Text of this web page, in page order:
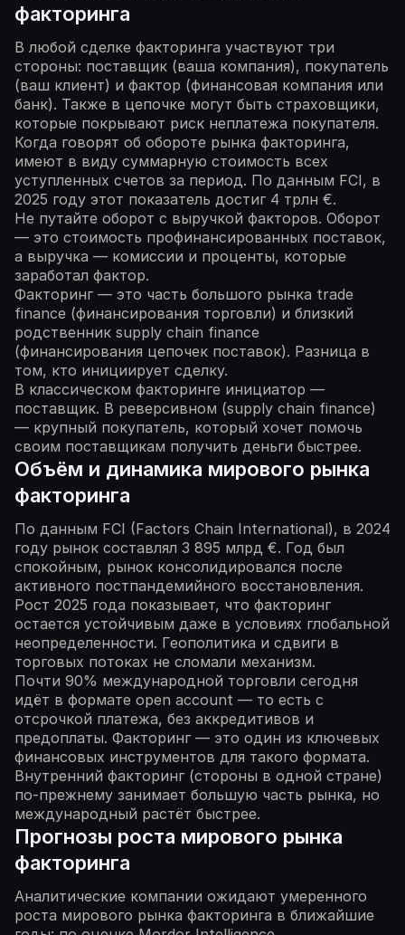
факторинга
В любой сделке факторинга участвуют три
стороны: поставщик (ваша компания), покупатель
(ваш клиент) и фактор (финансовая компания или
банк). Также в цепочке могут быть страховщики,
которые покрывают риск неплатежа покупателя.
Когда говорят об обороте рынка факторинга,
имеют в виду суммарную стоимость всех
уступленных счетов за период. По данным FCI, в
2025 году этот показатель достиг 4 трлн €.
Не путайте оборот с выручкой факторов. Оборот
— это стоимость профинансированных поставок,
а выручка — комиссии и проценты, которые
заработал фактор.
Факторинг — это часть большого рынка trade
finance (финансирования торговли) и близкий
родственник supply chain finance
(финансирования цепочек поставок). Разница в
том, кто инициирует сделку.
В классическом факторинге инициатор —
поставщик. В реверсивном (supply chain finance)
— крупный покупатель, который хочет помочь
своим поставщикам получить деньги быстрее.
Объём и динамика мирового рынка
факторинга
По данным FCI (Factors Chain International), в 2024
году рынок составлял 3 895 млрд €. Год был
спокойным, рынок консолидировался после
активного постпандемийного восстановления.
Рост 2025 года показывает, что факторинг
остается устойчивым даже в условиях глобальной
неопределенности. Геополитика и сдвиги в
торговых потоках не сломали механизм.
Почти 90% международной торговли сегодня
идёт в формате open account — то есть с
отсрочкой платежа, без аккредитивов и
предоплаты. Факторинг — это один из ключевых
финансовых инструментов для такого формата.
Внутренний факторинг (стороны в одной стране)
по-прежнему занимает большую часть рынка, но
международный растёт быстрее.
Прогнозы роста мирового рынка
факторинга
Аналитические компании ожидают умеренного
роста мирового рынка факторинга в ближайшие